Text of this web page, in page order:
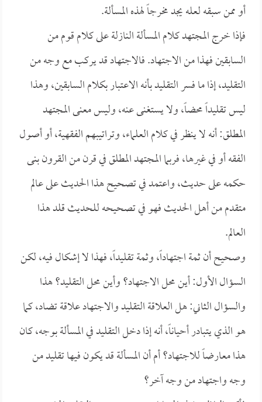
أو ممن سبقه لعله يجد مخرجاً لهذه المسألة.
فإذا خرج المجتهد كلام المسألة النازلة على كلام قوم من
السابقين فهذا من الاجتهاد. فالاجتهاد قد يركب مع وجه من
التقليد، إذا ما فسر التقليد بأنه الاعتبار بكلام السابقين، وهذا
ليس تقليداً محضاً، ولا يستغنى عنه، وليس معنى المجتهد
المطلق: أنه لا ينظر في كلام العلماء، وتراتيبهم الفقهية، أو أصول
الفقه أو في غيرها، فربما المجتهد المطلق في قرن من القرون بنى
حكمه على حديث، واعتمد في تصحيح هذا الحديث على عالم
متقدم من أهل الحديث فهو في تصحيحه للحديث قلد هذا
العالم.
وصحيح أن ثمة اجتهاداً، وثمة تقليداً، فهذا لا إشكال فيه، لكن
السؤال الأول: أين محل الاجتهاد؟ وأين محل التقليد؟ هذا
والسؤال الثاني: هل العلاقة التقليد والاجتهاد علاقة تضاد، كما
هو الذي يتبادر أحياناً، أنه إذا دخل التقليد في المسألة بوجه، كان
هذا معارضاً للاجتهاد؟ أم أن المسألة قد يكون فيها تقليد من
وجه واجتهاد من وجه آخر؟